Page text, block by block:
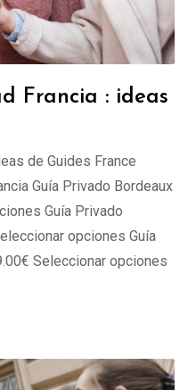
Francia : ideas
de Guides France
Guía Privado Bordeaux
Guía Privado
opciones Guía
Seleccionar opciones
con el …